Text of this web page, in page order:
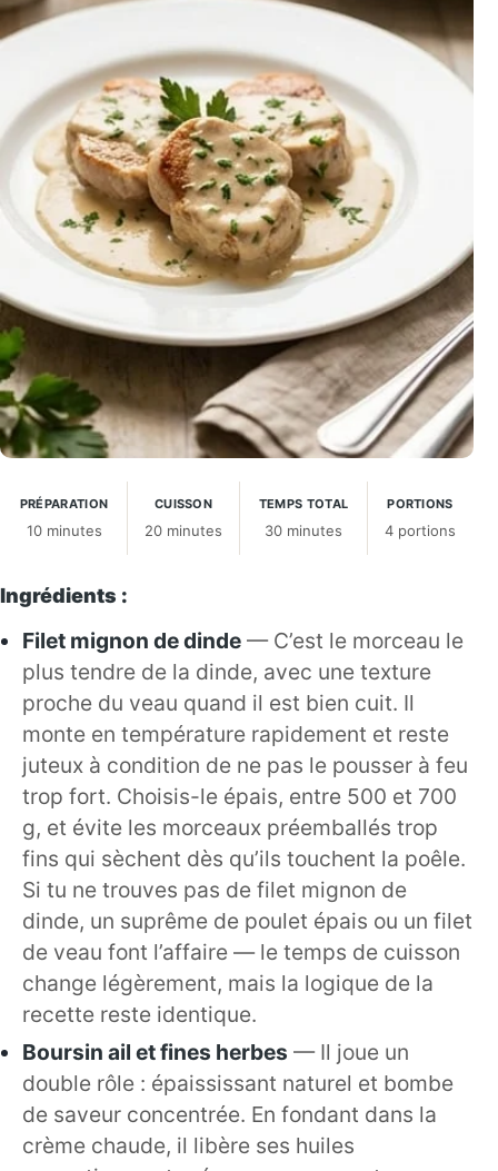
PRÉPARATION
10 minutes
CUISSON
20 minutes
TEMPS TOTAL
30 minutes
PORTIONS
4 portions
Ingrédients :
Filet mignon de dinde — C’est le morceau le
plus tendre de la dinde, avec une texture
proche du veau quand il est bien cuit. Il
monte en température rapidement et reste
juteux à condition de ne pas le pousser à feu
trop fort. Choisis-le épais, entre 500 et 700
g, et évite les morceaux préemballés trop
fins qui sèchent dès qu’ils touchent la poêle.
Si tu ne trouves pas de filet mignon de
dinde, un suprême de poulet épais ou un filet
de veau font l’affaire — le temps de cuisson
change légèrement, mais la logique de la
recette reste identique.
Boursin ail et fines herbes — Il joue un
double rôle : épaississant naturel et bombe
de saveur concentrée. En fondant dans la
crème chaude, il libère ses huiles